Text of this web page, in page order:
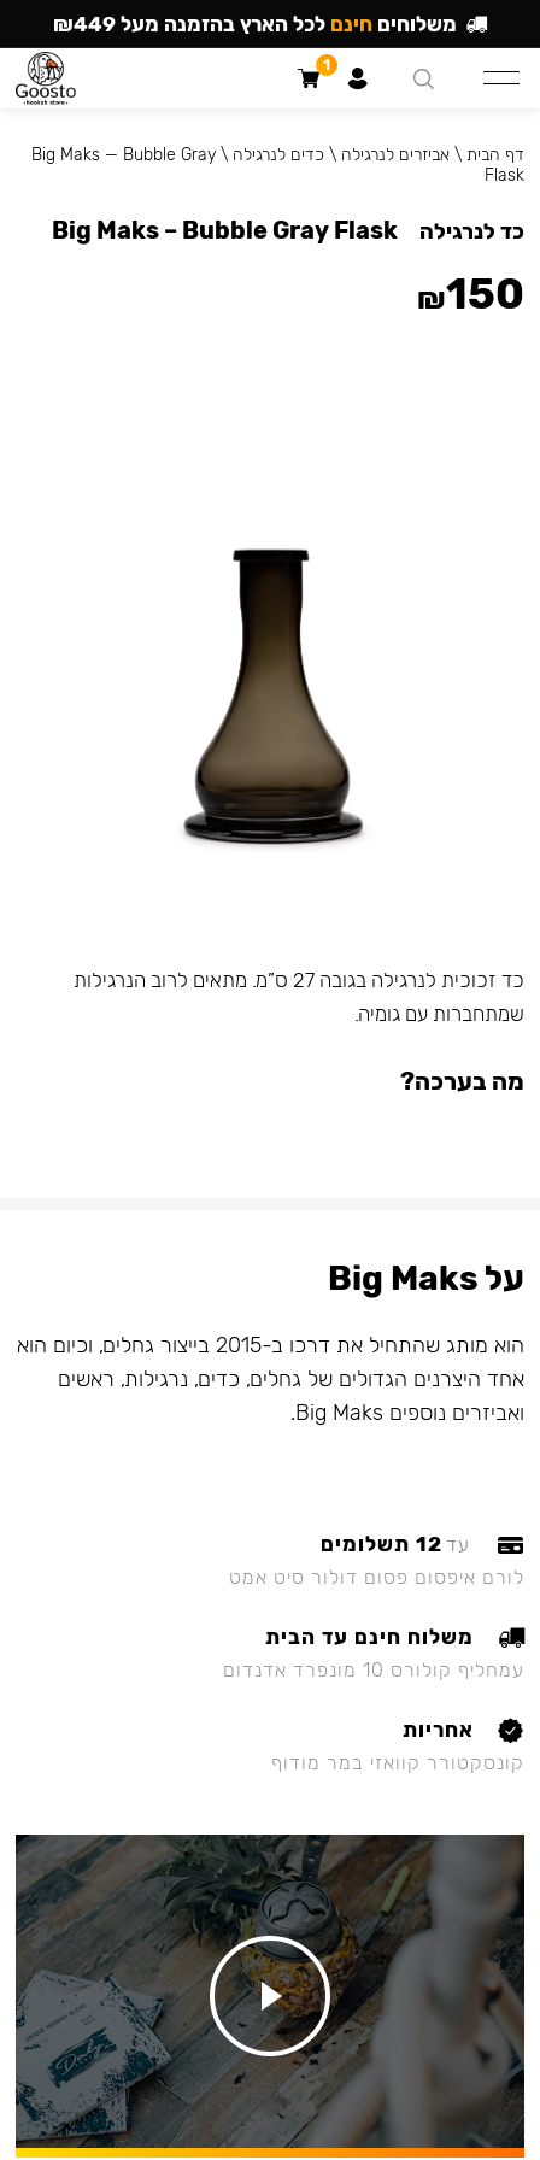
כד זכוכית לנרגילה בגובה 27 ס”מ. מתאים לרוב הנרגילות
שמתחברות עם גומיה.
מה בערכה?
דף הבית \אביזרים לנרגילה \ כדים לנרגילה \
Big Maks — Bubble Gray
Flask
כד לנרגילה Big Maks – Bubble Gray Flask
₪150
על Big Maks
הוא מותג שהתחיל את דרכו ב-2015 בייצור גחלים, וכיום הוא
אחד היצרנים הגדולים של גחלים, כדים, נרגילות, ראשים
ואביזרים נוספים Big Maks.
עד 12 תשלומים
לורם איפסום פסום דולור סיט אמט
משלוח חינם עד הבית
עמחליף קולורס 10 מונפרד אדנדום
אחריות
קונסקטורר קוואזי במר מודוף
משלוחים חינם לכל הארץ בהזמנה מעל ₪449
1